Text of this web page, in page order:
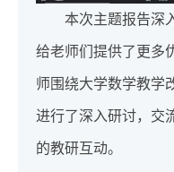
本次主题报告深
给老师们提供了更多
师围绕大学数学教学
进行了深入研讨，交
的教研互动。